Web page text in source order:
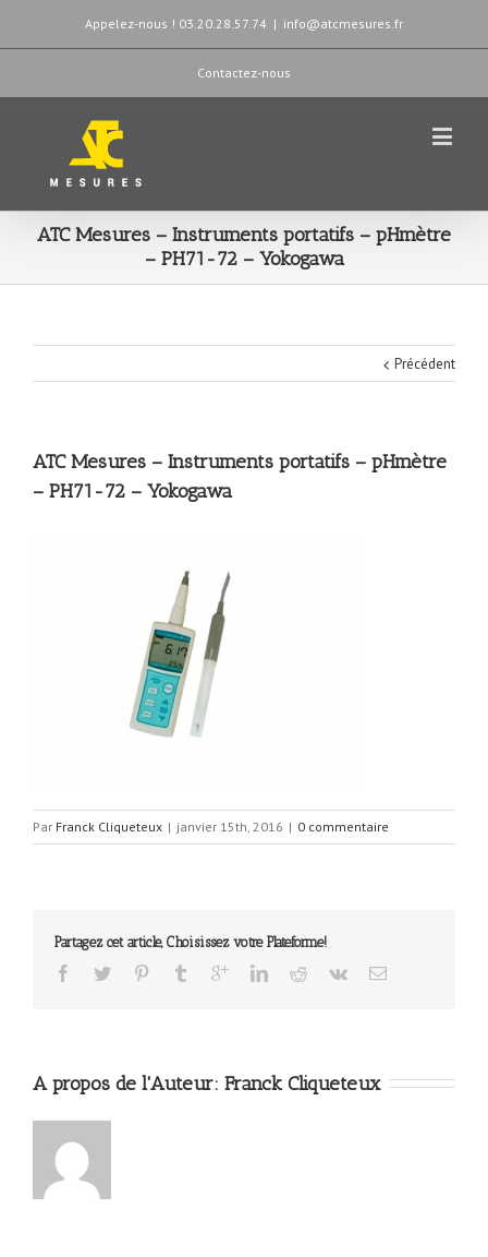
Appelez-nous ! 03.20.28.57.74 | info@atcmesures.fr
Contactez-nous
ATC Mesures – Instruments portatifs – pHmètre
– PH71-72 – Yokogawa
Précédent
ATC Mesures – Instruments portatifs – pHmètre
– PH71-72 – Yokogawa
Par Franck Cliqueteux | janvier 15th, 2016 | 0 commentaire
Partagez cet article, Choisissez votre Plateforme!
A propos de l'Auteur: Franck Cliqueteux